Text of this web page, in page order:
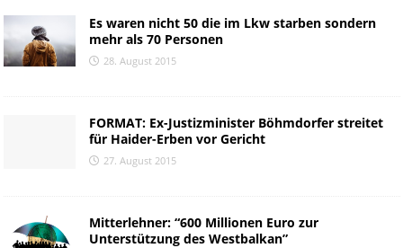
Es waren nicht 50 die im Lkw starben sondern
mehr als 70 Personen
28. August 2015
FORMAT: Ex-Justizminister Böhmdorfer streitet
für Haider-Erben vor Gericht
27. August 2015
Mitterlehner: “600 Millionen Euro zur
Unterstützung des Westbalkan”